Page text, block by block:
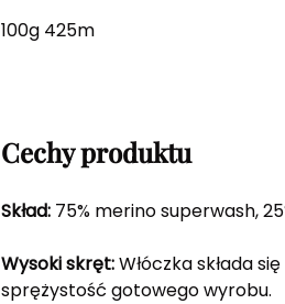
100g 425m
Cechy produktu
Skład: 75% merino superwash,
Wysoki skręt:Włóczka składa
sprężystość gotowego wyrobu.